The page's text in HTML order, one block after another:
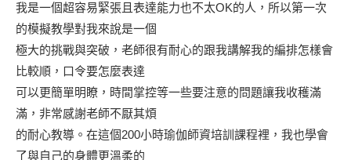
我是一個超容易緊張且表達能力也不太OK的人，所以第一次
的模擬教學對我來說是一個
極大的挑戰與突破，老師很有耐心的跟我講解我的編排怎樣會
比較順，口令要怎麼表達
可以更簡單明瞭，時間掌控等一些要注意的問題讓我收穫滿
滿，非常感謝老師不厭其煩
的耐心教導。在這個200小時瑜伽師資培訓課程裡，我也學會
了與自己的身體更溫柔的